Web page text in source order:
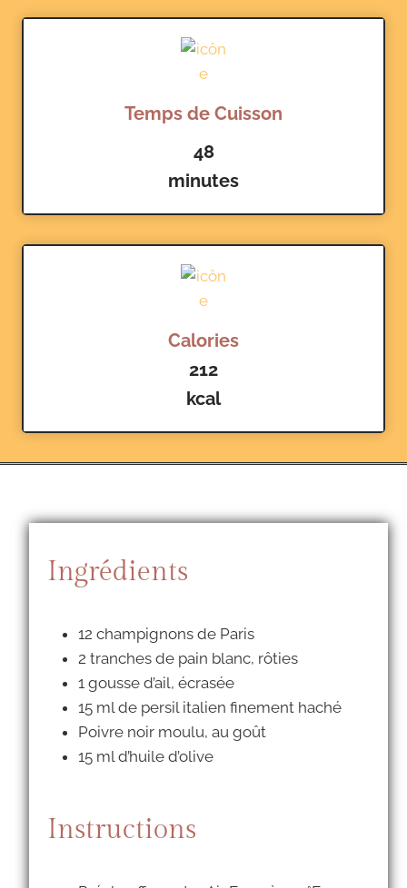
Temps de Cuisson
48
minutes
Calories
212
kcal
Ingrédients
12 champignons de Paris
2 tranches de pain blanc, rôties
1 gousse d’ail, écrasée
15 ml de persil italien finement haché
Poivre noir moulu, au goût
15 ml d’huile d’olive
Instructions